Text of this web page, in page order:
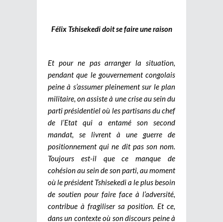
Félix Tshisekedi doit se faire une raison
Et pour ne pas arranger la situation,
pendant que le gouvernement congolais
peine à s’assumer pleinement sur le plan
militaire, on assiste à une crise au sein du
parti présidentiel où les partisans du chef
de l’Etat qui a entamé son second
mandat, se livrent à une guerre de
positionnement qui ne dit pas son nom.
Toujours est-il que ce manque de
cohésion au sein de son parti, au moment
où le président Tshisekedi a le plus besoin
de soutien pour faire face à l’adversité,
contribue à fragiliser sa position. Et ce,
dans un contexte où son discours peine à